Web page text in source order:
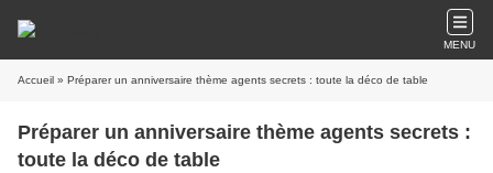
MENU
Accueil » Préparer un anniversaire thème agents secrets : toute la déco de table
Préparer un anniversaire thème agents secrets :
toute la déco de table